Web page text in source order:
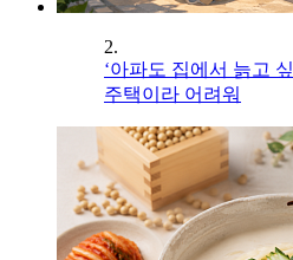
2.
‘아파도 집에서 늙고
주택이라 어려워